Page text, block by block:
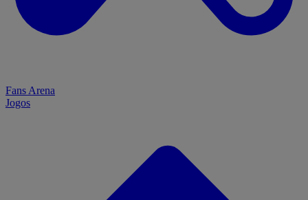
Fans Arena
Jogos